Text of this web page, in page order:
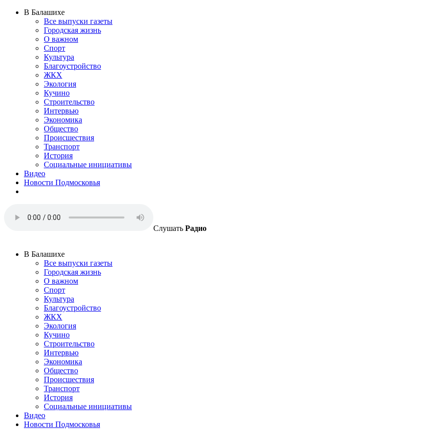
В Балашихе
Все выпуски газеты
Городская жизнь
О важном
Спорт
Культура
Благоустройство
ЖКХ
Экология
Кучино
Строительство
Интервью
Экономика
Общество
Происшествия
Транспорт
История
Социальные инициативы
Видео
Новости Подмосковья
Слушать Радио
В Балашихе
Все выпуски газеты
Городская жизнь
О важном
Спорт
Культура
Благоустройство
ЖКХ
Экология
Кучино
Строительство
Интервью
Экономика
Общество
Происшествия
Транспорт
История
Социальные инициативы
Видео
Новости Подмосковья